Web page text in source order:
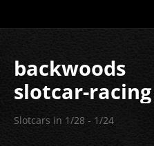
backwoods
slotcar-racing
Slotcars in 1/28 - 1/24